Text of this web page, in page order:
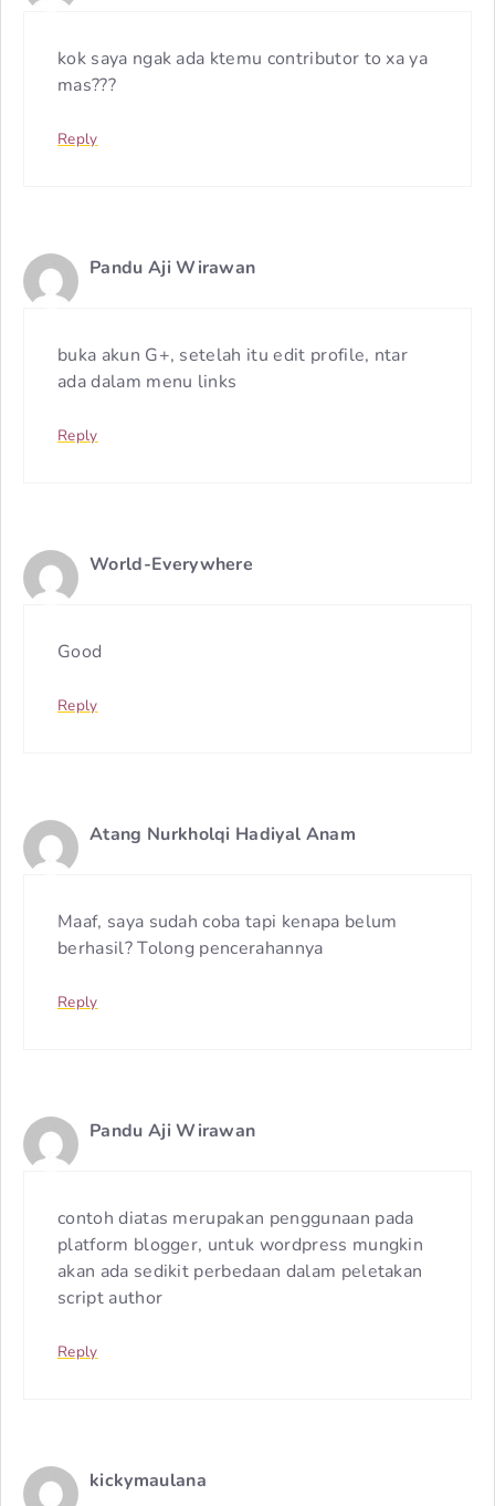
kok saya ngak ada ktemu contributor to xa ya
mas???
Reply
Pandu Aji Wirawan
buka akun G+, setelah itu edit profile, ntar
ada dalam menu links
Reply
World-Everywhere
Good
Reply
Atang Nurkholqi Hadiyal Anam
Maaf, saya sudah coba tapi kenapa belum
berhasil? Tolong pencerahannya
Reply
Pandu Aji Wirawan
contoh diatas merupakan penggunaan pada
platform blogger, untuk wordpress mungkin
akan ada sedikit perbedaan dalam peletakan
script author
Reply
kickymaulana